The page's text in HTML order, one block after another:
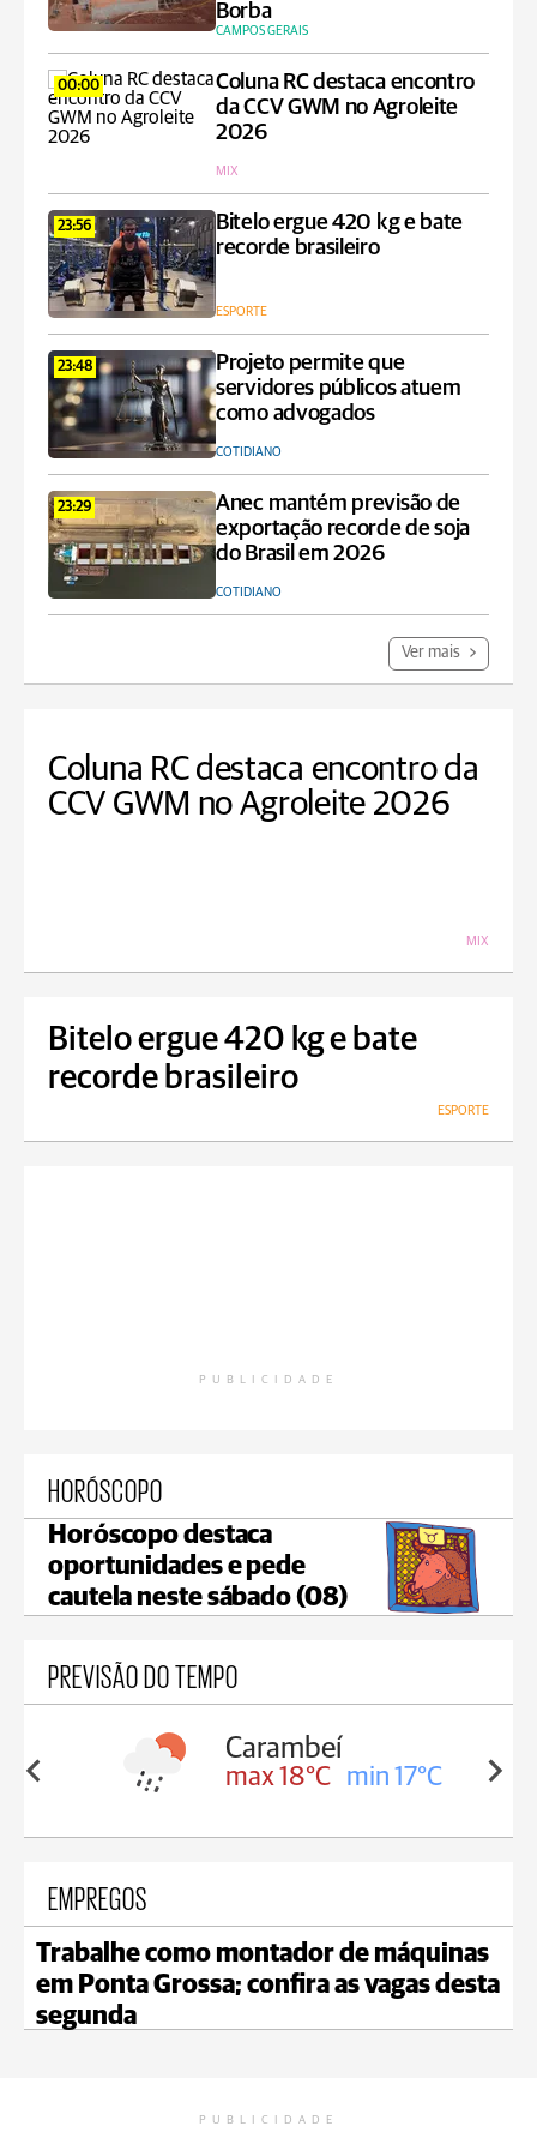
Borba
CAMPOS GERAIS
00:00
Coluna RC destaca encontro
da CCV GWM no Agroleite
2026
MIX
23:56
Bitelo ergue 420 kg e bate
recorde brasileiro
ESPORTE
23:48
Projeto permite que
servidores públicos atuem
como advogados
COTIDIANO
23:29
Anec mantém previsão de
exportação recorde de soja
do Brasil em 2026
COTIDIANO
Ver mais
Coluna RC destaca encontro da
CCV GWM no Agroleite 2026
MIX
Bitelo ergue 420 kg e bate
recorde brasileiro
ESPORTE
PUBLICIDADE
HORÓSCOPO
Horóscopo destaca
oportunidades e pede
cautela neste sábado (08)
PREVISÃO DO TEMPO
Carambeí
max 18°C min 17°C max 19°C
EMPREGOS
Trabalhe como montador de máquinas
em Ponta Grossa; confira as vagas desta
segunda
PUBLICIDADE